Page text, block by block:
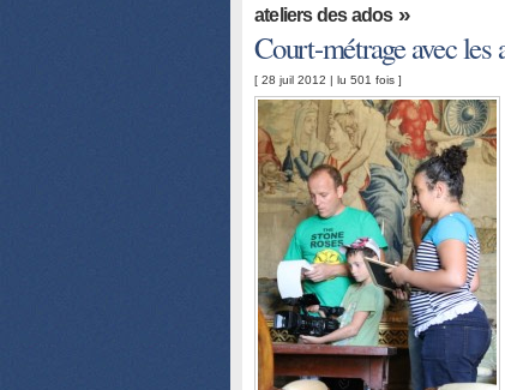
ateliers des ados»
Court-métrage avec
[ 28 juil 2012 | lu 501 fois ]